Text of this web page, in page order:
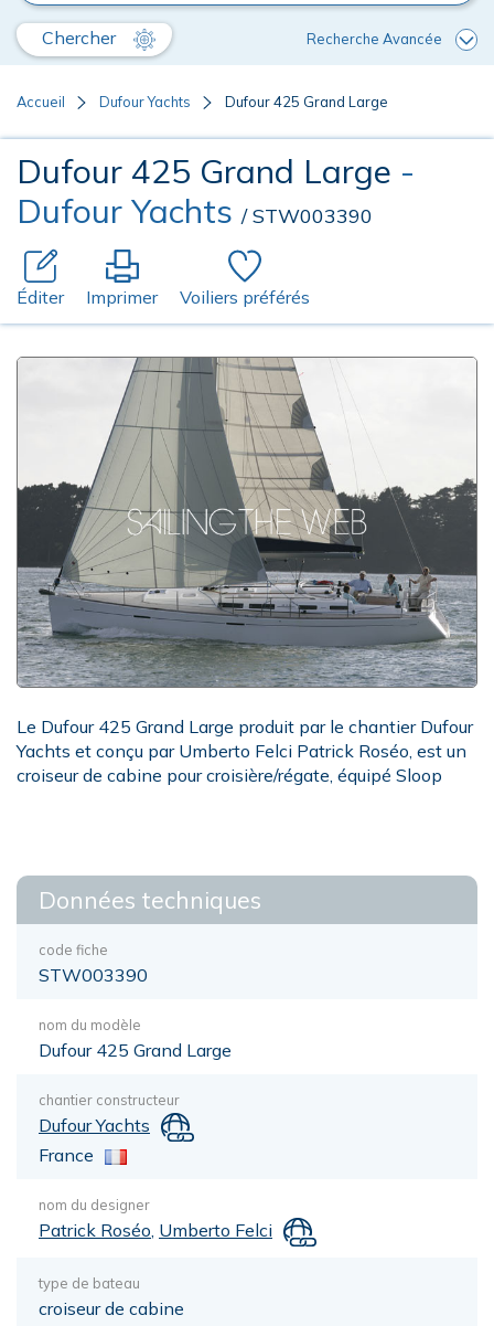
Chercher Recherche Avancée
Accueil Dufour Yachts Dufour 425 Grand Large
Dufour 425 Grand Large -
Dufour Yachts / STW003390
Éditer Imprimer Voiliers préférés
Le Dufour 425 Grand Large produit par le chantier Dufour
Yachts et conçu par Umberto Felci Patrick Roséo, est un
croiseur de cabine pour croisière/régate, équipé Sloop
Données techniques
code fiche
STW003390
nom du modèle
Dufour 425 Grand Large
chantier constructeur
Dufour Yachts
France
nom du designer
Patrick Roséo Umberto Felci
type de bateau
croiseur de cabine